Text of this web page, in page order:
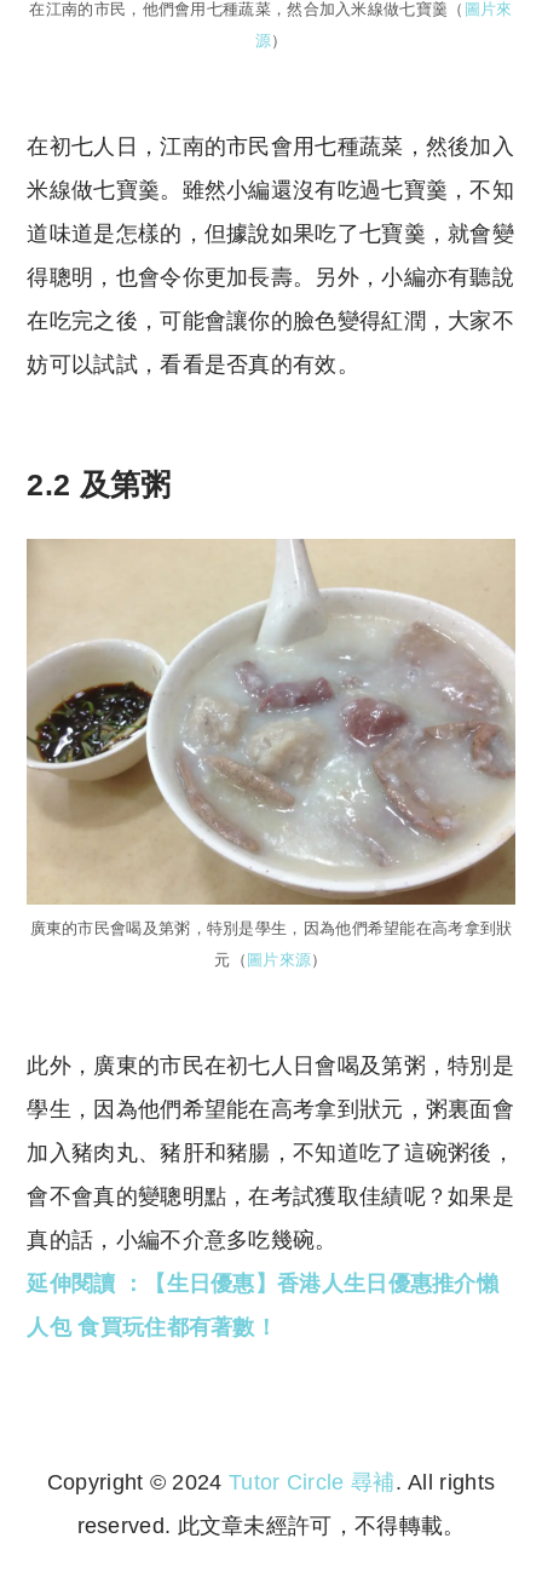
在江南的市民，他們會用七種蔬菜，然合加入米線做七寶羹（ 圖片來
源）
在初七人日，江南的市民會用七種蔬菜，然後加入
米線做七寶羹。雖然小編還沒有吃過七寶羹，不知
道味道是怎樣的，但據說如果吃了七寶羹，就會變
得聰明，也會令你更加長壽。另外，小編亦有聽說
在吃完之後，可能會讓你的臉色變得紅潤，大家不
妨可以試試，看看是否真的有效。
2.2 及第粥
廣東的市民會喝及第粥，特別是學生，因為他們希望能在高考拿到狀
元（ 圖片來源）
此外，廣東的市民在初七人日會喝及第粥，特別是
學生，因為他們希望能在高考拿到狀元，粥裏面會
加入豬肉丸、豬肝和豬腸，不知道吃了這碗粥後，
會不會真的變聰明點，在考試獲取佳績呢？如果是
真的話，小編不介意多吃幾碗。
延伸閱讀 ：【生日優惠】香港人生日優惠推介懶
人包 食買玩住都有著數！
Copyright © 2024 Tutor Circle 尋補. All rights
reserved. 此文章未經許可，不得轉載。